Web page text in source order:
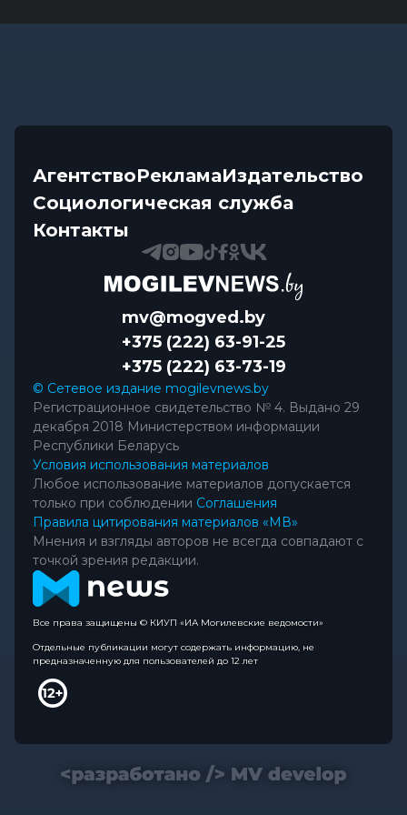
АгентствоРекламаИздательство
Социологическая служба
Контакты
mv@mogved.by
+375 (222) 63-91-25
+375 (222) 63-73-19
© Сетевое издание mogilevnews.by
Регистрационное свидетельство № 4. Выдано 29
декабря 2018 Министерством информации
Республики Беларусь
Условия использования материалов
Любое использование материалов допускается
только при соблюдении Соглашения
Правила цитирования материалов «МВ»
Мнения и взгляды авторов не всегда совпадают с
точкой зрения редакции.
Все права защищены © КИУП «ИА Могилевские ведомости»
Отдельные публикации могут содержать информацию, не
предназначенную для пользователей до 12 лет